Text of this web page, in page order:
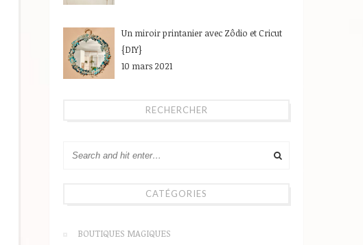
Un miroir printanier avec Zôdio et Cricut
{DIY}
10 mars 2021
RECHERCHER
CATÉGORIES
BOUTIQUES MAGIQUES